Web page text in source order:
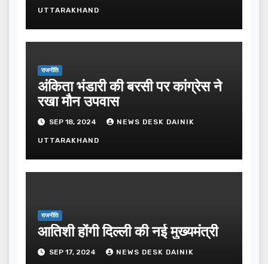
UTTARAKHAND
राजनीति
अंकिता भंडारी की बरसी पर कांग्रेस ने
रखा मौन उपवास
SEP 18, 2024 NEWS DESK DAINIK
UTTARAKHAND
राजनीति
आतिशी होंगी दिल्ली की नई मुख्यमंत्री
SEP 17, 2024 NEWS DESK DAINIK